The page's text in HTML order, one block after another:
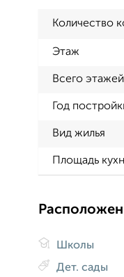
Количество
Этаж
Всего
Год
Вид жилья
Площадь
Школы
Дет. сады